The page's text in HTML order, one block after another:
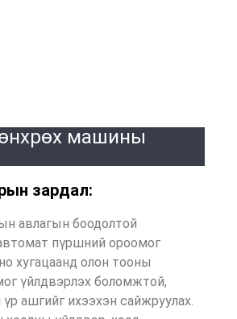
машины
зардал:
авлагын боодолтой
пүршний ороомог
хугацаанд олон тооны
үйлдвэрлэх боломжтой,
ашгийг ихээхэн сайжруулах.